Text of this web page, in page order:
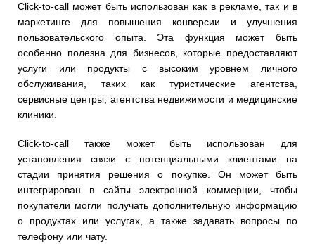
Click-to-call может быть использован как в рекламе, так и в
маркетинге для повышения конверсии и улучшения
пользовательского опыта. Эта функция может быть
особенно полезна для бизнесов, которые предоставляют
услуги или продукты с высоким уровнем личного
обслуживания, таких как туристические агентства,
сервисные центры, агентства недвижимости и медицинские
клиники.
Click-to-call также может быть использован для
установления связи с потенциальными клиентами на
стадии принятия решения о покупке. Он может быть
интегрирован в сайты электронной коммерции, чтобы
покупатели могли получать дополнительную информацию
о продуктах или услугах, а также задавать вопросы по
телефону или чату.